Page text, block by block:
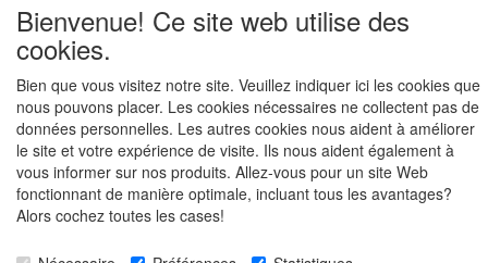
S'identifier
S'inscrire
Mot de passe oublié ?
Bienvenue! Ce site web utilise des
cookies.
Bien que vous visitez notre site. Veuillez indiquer ici les cookies que
nous pouvons placer. Les cookies nécessaires ne collectent pas de
données personnelles. Les autres cookies nous aident à améliorer
le site et votre expérience de visite. Ils nous aident également à
vous informer sur nos produits. Allez-vous pour un site Web
fonctionnant de manière optimale, incluant tous les avantages?
Alors cochez toutes les cases!